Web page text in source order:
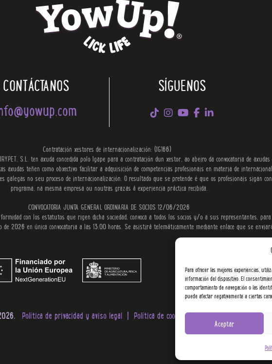
Para ofrecer las mejores experiencias,
información del dispositivo. El
comportamiento de navegación o las
puede afectar negativamente a ciertas
Aceptar
CONTÁCTANOS
SÍGUENOS
Contratación xestores de internacionalización: (IG166)
S.L. ten axuda concedida polo Igape para a contratación dun xestor, ao abeiro da convocatoria de
teñen como obxectivo facilitar a adquisición de competencias profesionais en materia de
galegas no seu proceso de internacionalización. O resultado que se pretende é que os profesionais sigan
programa, na mesma empresa ou noutras grazas á experiencia práctica recibida.
CONVOCATORIA JUNTA GENERAL ORDINARIA DE SOCIOS 12/06/2026
con los estatutos que rigen dicha sociedad, convoca a todos los socios y/o a sus representantes,
de 2026 en única convocatoria a las 13:00 horas. Se asistirá telemáticamente mediante enlace que se
Política de privacidad y aviso legal Política de cookies Subvenciones